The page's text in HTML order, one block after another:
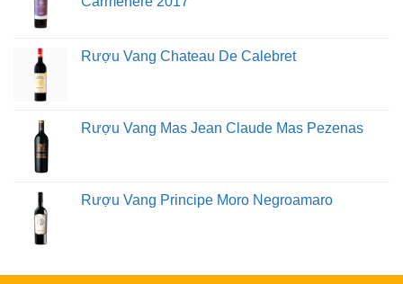
Rượu Vang Chateau De Calebret
Rượu Vang Mas Jean Claude Mas Pezenas
Rượu Vang Principe Moro Negroamaro